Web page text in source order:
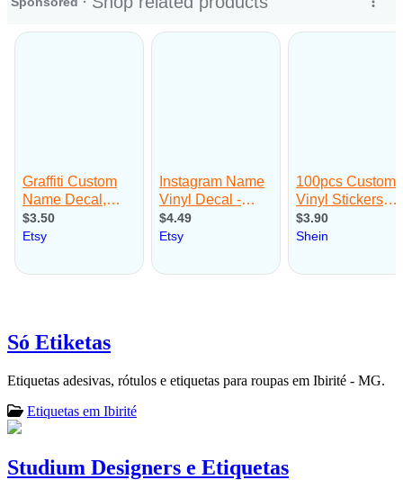
Só Etiketas
Etiquetas adesivas, rótulos e etiquetas para roupas em Ibirité - MG.
Etiquetas em Ibirité
Studium Designers e Etiquetas